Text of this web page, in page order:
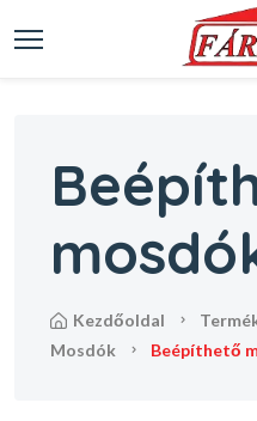
kezdőoldal
mosdók
beépíthető